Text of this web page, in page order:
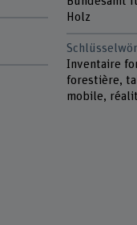
Holz
Inventaire
forestière,
mobile,